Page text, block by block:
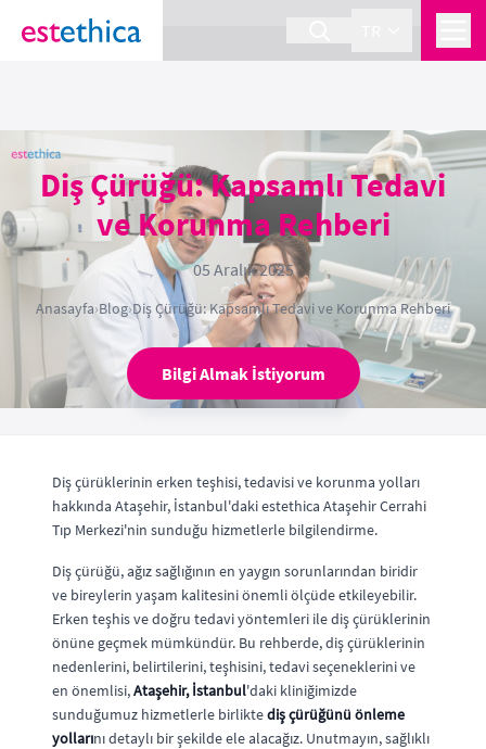
section Service {
Diş Çürüğü: Kapsamlı Tedavi
ve Korunma Rehberi
05 Aralık 2025
Anasayfa›Blog›Diş Çürüğü: Kapsamlı Tedavi ve Korunma Rehberi
Bilgi Almak İstiyorum
Diş çürüklerinin erken teşhisi, tedavisi ve korunma yolları
hakkında Ataşehir, İstanbul'daki estethica Ataşehir Cerrahi
Tıp Merkezi'nin sunduğu hizmetlerle bilgilendirme.
Diş çürüğü, ağız sağlığının en yaygın sorunlarından biridir
ve bireylerin yaşam kalitesini önemli ölçüde etkileyebilir.
Erken teşhis ve doğru tedavi yöntemleri ile diş çürüklerinin
önüne geçmek mümkündür. Bu rehberde, diş çürüklerinin
nedenlerini, belirtilerini, teşhisini, tedavi seçeneklerini ve
en önemlisi,Ataşehir, İstanbul'daki kliniğimizde
sunduğumuz hizmetlerle birliktediş çürüğünü önleme
yollarını detaylı bir şekilde ele alacağız. Unutmayın, sağlıklı